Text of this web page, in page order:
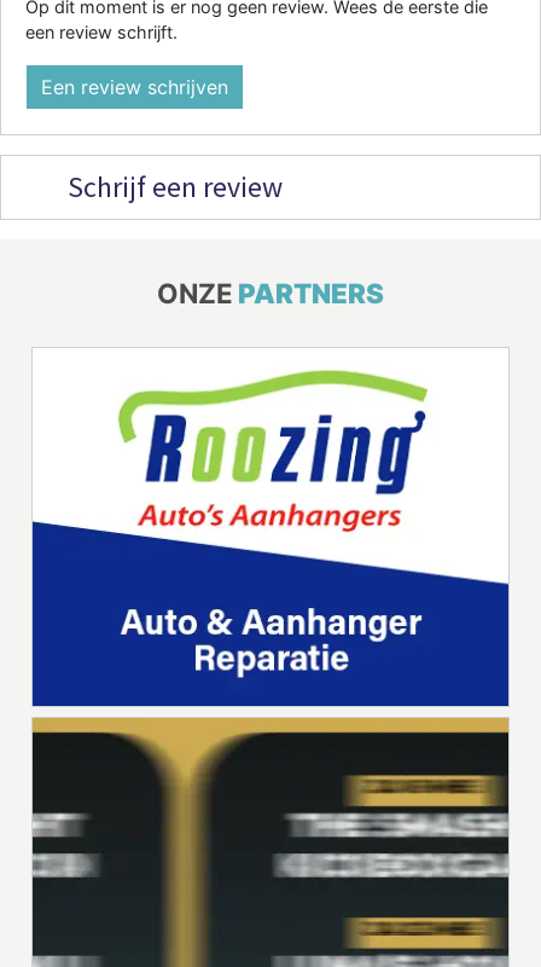
Op dit moment is er nog geen review. Wees de eerste die
een review schrijft.
Een review schrijven
Schrijf een review
ONZE PARTNERS